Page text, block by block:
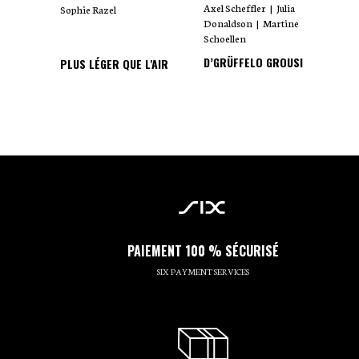
Sophie Razel
PLUS LÉGER QUE L'AIR
Axel Scheffler | Julia
Donaldson | Martine
Schoellen
D’GRÜFFELO GROUSI
PAIEMENT 100 % SÉCURISÉ
SIX PAYMENT SERVICES